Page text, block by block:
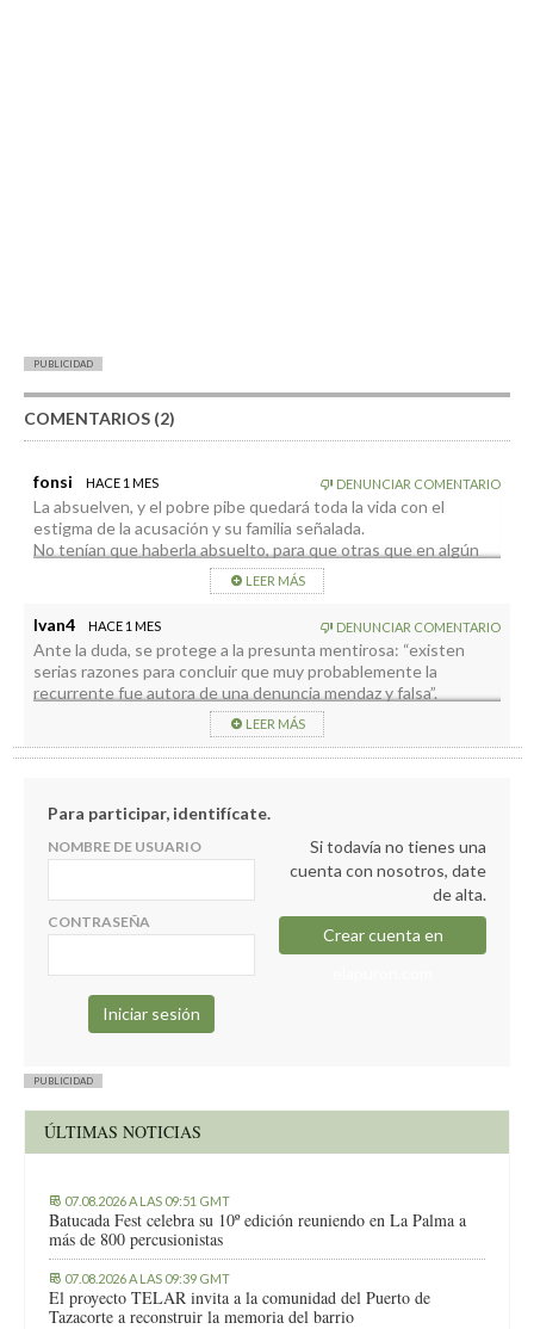
PUBLICIDAD
COMENTARIOS (2)
fonsi HACE 1 MES DENUNCIAR COMENTARIO
La absuelven, y el pobre pibe quedará toda la vida con el
estigma de la acusación y su familia señalada.
No tenían que haberla absuelto, para que otras que en algún
momento piensen en volver a denunciar en falso sepan que no
LEER MÁS
Ivan4 HACE 1 MES DENUNCIAR COMENTARIO
Ante la duda, se protege a la presunta mentirosa: “existen
serias razones para concluir que muy probablemente la
recurrente fue autora de una denuncia mendaz y falsa”.
¡Ojo, ni conozco a la mujer ni conozco al hombre!
LEER MÁS
Para participar, identifícate.
NOMBRE DE USUARIO
CONTRASEÑA
Si todavía no tienes una
cuenta con nosotros, date
de alta.
Crear cuenta en
PUBLICIDAD
ÚLTIMAS NOTICIAS
07.08.2026 A LAS 09:51 GMT
Batucada Fest celebra su 10º edición reuniendo en La Palma a
más de 800 percusionistas
07.08.2026 A LAS 09:39 GMT
El proyecto TELAR invita a la comunidad del Puerto de
Tazacorte a reconstruir la memoria del barrio